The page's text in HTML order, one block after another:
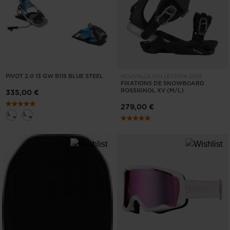
States
PIVOT 2.0 13 GW B115 BLUE STEEL
335,00 €
NOUVELLE COLLECTION 2025
FIXATIONS DE SNOWBOARD
ROSSIGNOL XV (M/L)
279,00 €